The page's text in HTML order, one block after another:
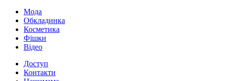
Мода
Обкладинка
Косметика
Фішки
Відео
Доступ
Контакти